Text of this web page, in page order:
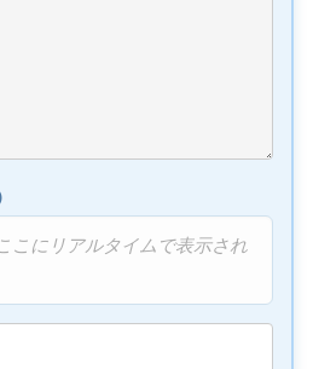
こにリアルタイムで表示され